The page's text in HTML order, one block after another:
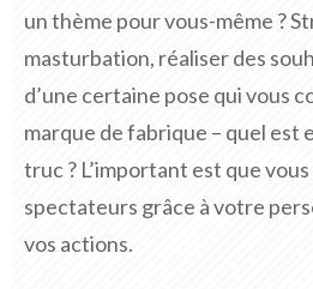
un thème pour vous-même ?
masturbation, réaliser des
d’une certaine pose qui vous
marque de fabrique – quel est
truc ? L’important est que
spectateurs grâce à votre
vos actions.